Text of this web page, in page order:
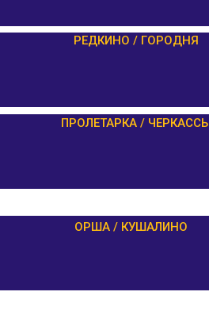
ОРША / КУШАЛИНО
РЕДКИНО / ГОРОДНЯ
ПРОЛЕТАРКА / ЧЕРКАССЫ